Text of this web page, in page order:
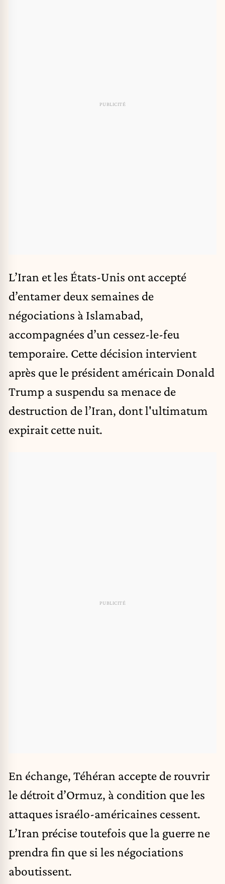
L’Iran et les États-Unis ont accepté
d’entamer deux semaines de
négociations à Islamabad,
accompagnées d’un cessez-le-feu
temporaire. Cette décision intervient
après que le président américain Donald
Trump a suspendu sa menace de
destruction de l’Iran, dont l'ultimatum
expirait cette nuit.
En échange, Téhéran accepte de rouvrir
le détroit d’Ormuz, à condition que les
attaques israélo-américaines cessent.
L’Iran précise toutefois que la guerre ne
prendra fin que si les négociations
aboutissent.